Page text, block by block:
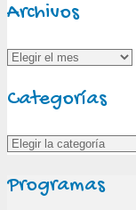
Archivos
Archivos
Categorías
Categorías
Programas